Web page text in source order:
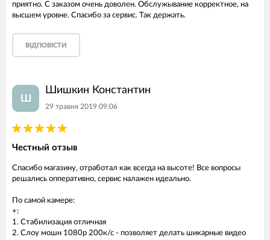
приятно. С заказом очень доволен. Обслужывание корректное, на
высшем уровне. Спасибо за сервис. Так держать.
ВІДПОВІСТИ
Ш
Шишкин Константин
29 травня 2019 09:06
Честный отзыв
Спасибо магазину, отработал как всегда на высоте! Все вопросы
решались опперативно, сервис налажен идеально.
По самой камере:
+:
1. Стабилизация отличная
2. Слоу мошн 1080p 200к/с - позволяет делать шикарные видео